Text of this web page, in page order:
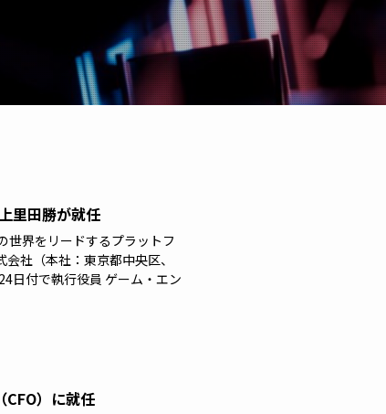
里田勝が就任
世界をリードするプラットフ
社（本社：東京都中央区、
日付で執行役員 ゲーム・エン
）に就任